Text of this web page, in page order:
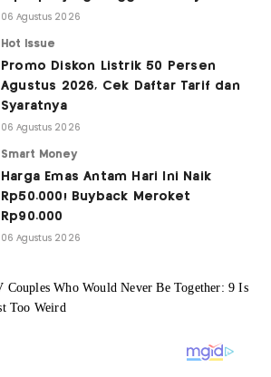
06 Agustus 2026
Hot Issue
Promo Diskon Listrik 50 Persen
Agustus 2026, Cek Daftar Tarif dan
Syaratnya
06 Agustus 2026
Smart Money
Harga Emas Antam Hari Ini Naik
Rp50.000! Buyback Meroket
Rp90.000
06 Agustus 2026